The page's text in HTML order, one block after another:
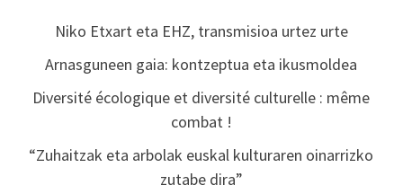
Niko Etxart eta EHZ, transmisioa urtez urte
Arnasguneen gaia: kontzeptua eta ikusmoldea
Diversité écologique et diversité culturelle : même
combat !
“Zuhaitzak eta arbolak euskal kulturaren oinarrizko
zutabe dira”